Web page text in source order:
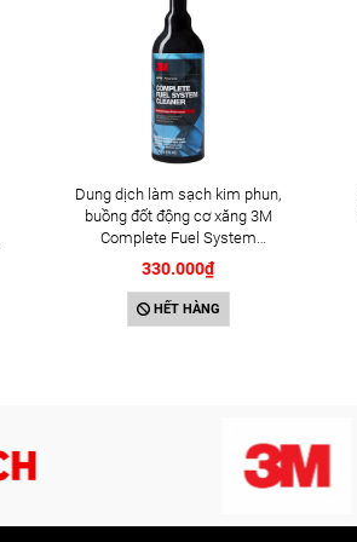
Dung dịch làm sạch kim phun,
buồng đốt động cơ xăng 3M
Complete Fuel System
Cleaner 473ml (08813)
330.000₫
HẾT HÀNG